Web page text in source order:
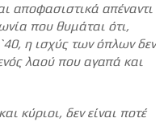
αποφασιστικά απέναντι
που θυμάται ότι,
η ισχύς των όπλων δεν
λαού που αγαπά και
κύριοι, δεν είναι ποτέ